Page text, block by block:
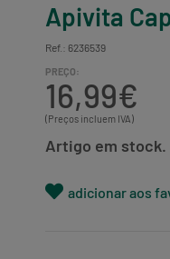
Apivita
Ref.: 6236539
PREÇO:
16,99€
(Preços incluem IVA)
Artigo em
adicionar aos